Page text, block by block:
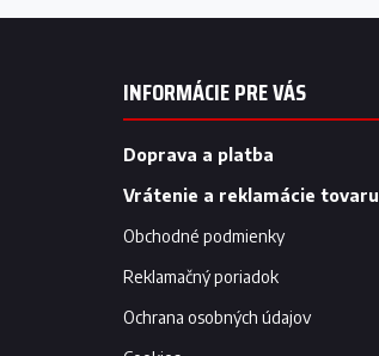
Z
INFORMÁCIE PRE VÁS
Doprava a platba
Vrátenie a reklamácie tovaru
Obchodné podmienky
Reklamačný poriadok
Ochrana osobných údajov